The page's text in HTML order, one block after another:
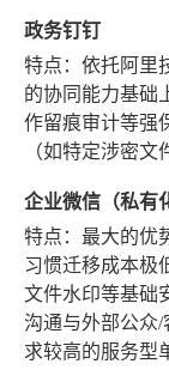
政务钉钉
特点：依托阿里
的协同能力基础
作留痕审计等强
（如特定涉密文
企业微信（私有
特点：最大的优
习惯迁移成本极
文件水印等基础
沟通与外部公众
求较高的服务型